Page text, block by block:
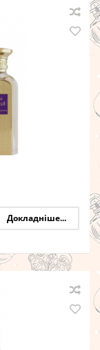
Докладніше...